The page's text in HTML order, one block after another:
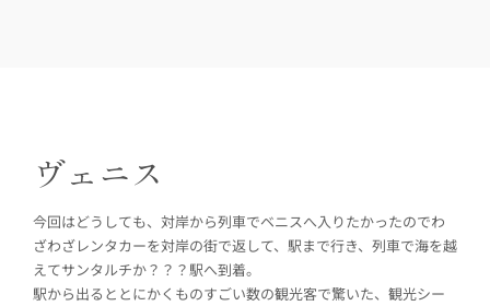
ヴェニス
今回はどうしても、対岸から列車でベニスへ入りたかったのでわ
ざわざレンタカーを対岸の街で返して、駅まで行き、列車で海を越
えてサンタルチか？？？駅へ到着。
駅から出るととにかくものすごい数の観光客で驚いた、観光シー